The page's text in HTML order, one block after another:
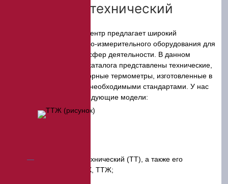
Термометр технический
Компания ЭкпертЦентр предлагает широкий
ассортимент контрольно-измерительного оборудования для
различных отраслей и сфер деятельности. В данном
разделе электронного каталога представлены технические,
медицинские, лабораторные термометры, изготовленные в
соответствии со всеми необходимыми стандартами. У нас
вы можете заказать следующие модели:
термометр технический (ТТ), а также его
модификации ТТ-К, ТТЖ;